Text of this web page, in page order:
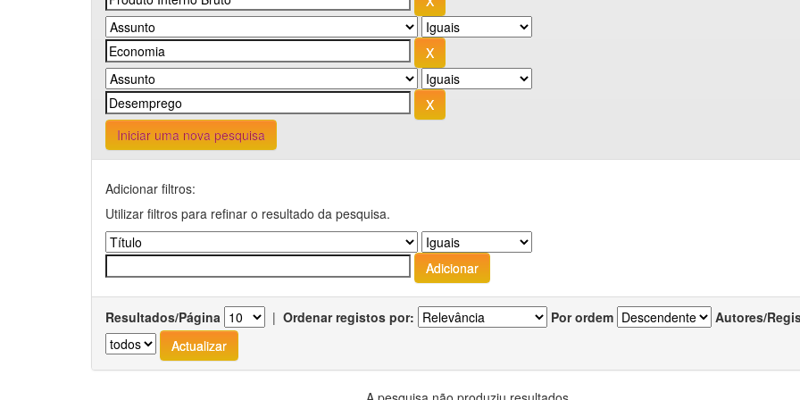
Iniciar uma nova pesquisa
Adicionar filtros:
Utilizar filtros para refinar o resultado da pesquisa.
Resultados/Página | Ordenar registos por: Por ordem Autores/